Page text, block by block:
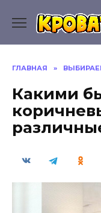
содержанию
ГЛАВНАЯ »
Какими